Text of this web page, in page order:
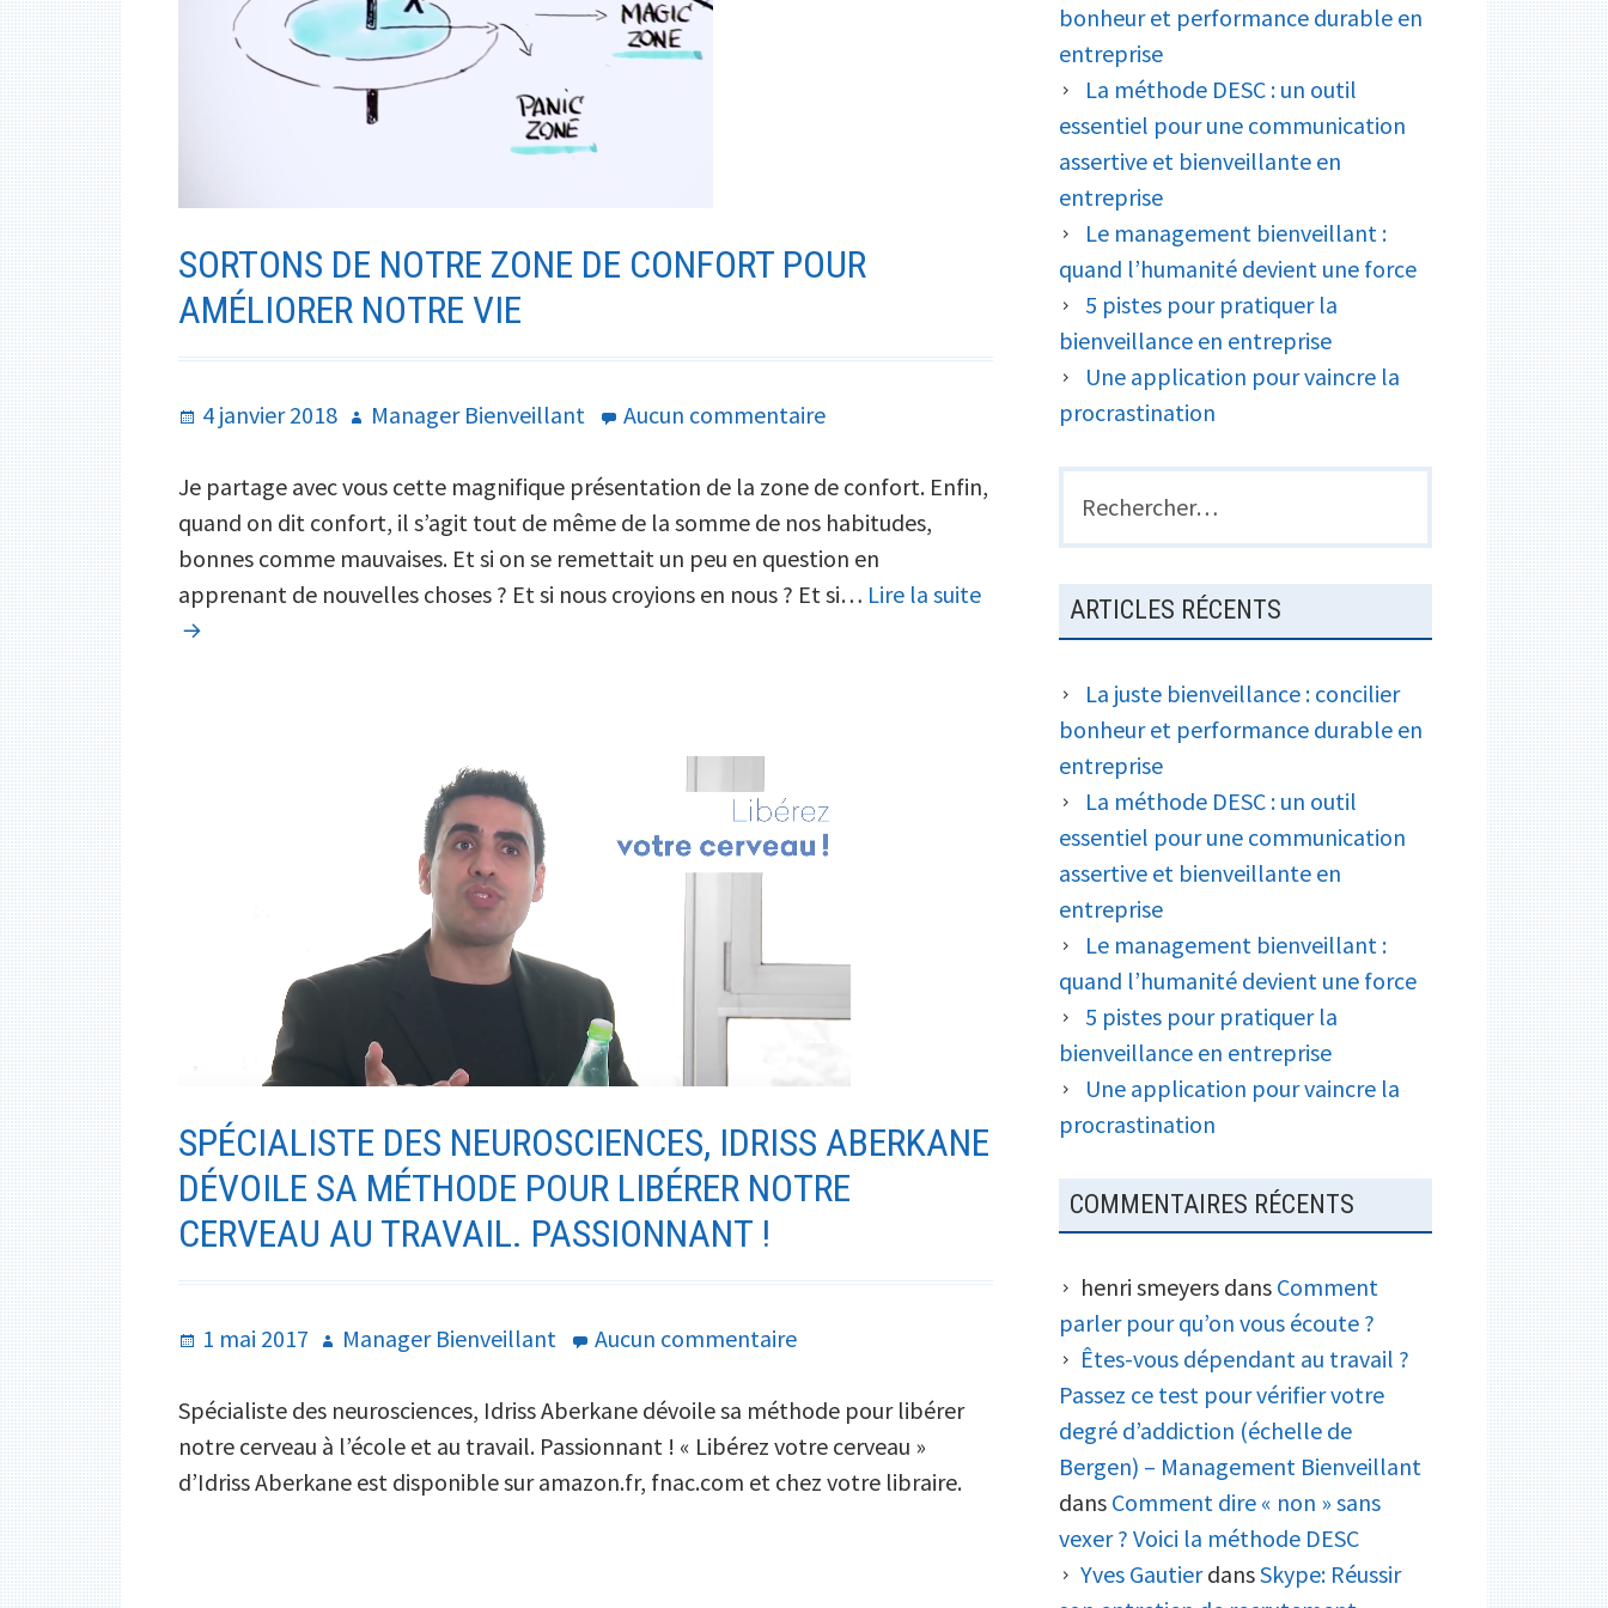
SORTONS DE NOTRE ZONE DE CONFORT POUR
AMÉLIORER NOTRE VIE
Publié
4 janvier 2018 Auteur
Manager Bienveillant Aucun commentairesur
de
notre
zone
de
Je partage avec vous cette magnifique présentation de la zone de confort. Enfin,
quand on dit confort, il s’agit tout de même de la somme de nos habitudes,
bonnes comme mauvaises. Et si on se remettait un peu en question en
apprenant de nouvelles choses ? Et si nous croyions en nous ? Et si… Lire la suiteSortons
améliorer
SPÉCIALISTE DES NEUROSCIENCES, IDRISS ABERKANE
DÉVOILE SA MÉTHODE POUR LIBÉRER NOTRE
CERVEAU AU TRAVAIL. PASSIONNANT !
Publié
1 mai 2017 Auteur
Manager Bienveillant Aucun commentairesur
des
neurosciences,
Idriss
Spécialiste des neurosciences, Idriss Aberkane dévoile sa méthode pour libérer
notre cerveau à l’école et au travail. Passionnant ! « Libérez votre cerveau »
d’Idriss Aberkane est disponible sur amazon.fr, fnac.com et chez votre libraire.
bonheur et performance durable en
entreprise
La méthode DESC : un outil
essentiel pour une communication
assertive et bienveillante en
entreprise
Le management bienveillant :
quand l’humanité devient une force
5 pistes pour pratiquer la
bienveillance en entreprise
Une application pour vaincre la
procrastination
ARTICLES RÉCENTS
La juste bienveillance : concilier
bonheur et performance durable en
entreprise
La méthode DESC : un outil
essentiel pour une communication
assertive et bienveillante en
entreprise
Le management bienveillant :
quand l’humanité devient une force
5 pistes pour pratiquer la
bienveillance en entreprise
Une application pour vaincre la
procrastination
COMMENTAIRES RÉCENTS
henri smeyersdans Comment
parler pour qu’on vous écoute ?
Êtes-vous dépendant au travail ?
Passez ce test pour vérifier votre
degré d’addiction (échelle de
Bergen) – Management Bienveillant
dans Comment dire « non » sans
vexer ? Voici la méthode DESC
Yves GautierdansSkype: Réussir